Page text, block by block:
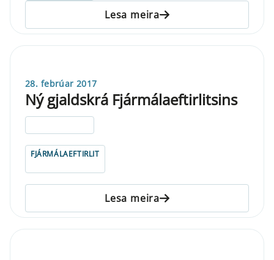
Lesa meira
28. febrúar 2017
Ný gjaldskrá Fjármálaeftirlitsins
FJÁRMÁLAEFTIRLIT
Lesa meira